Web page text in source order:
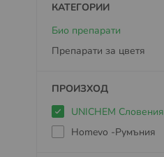
КАТЕГОРИИ
Био препарати
Препарати за цветя
ПРОИЗХОД
UNICHEM Словения
Homevo -Румъния